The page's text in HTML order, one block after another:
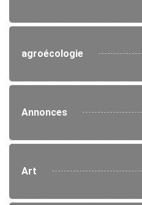
agroécologie
Annonces
Art